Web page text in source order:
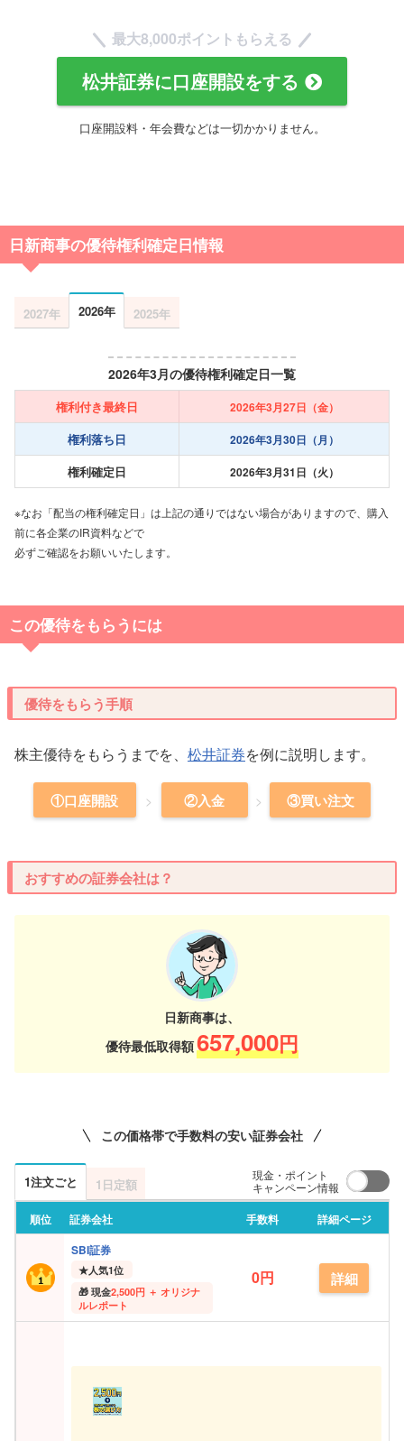
最大8,000ポイントもらえる
松井証券に口座開設をする
口座開設料・年会費などは一切かかりません。
日新商事の優待権利確定日情報
2027年 2026年 2025年
2026年3月の優待権利確定日一覧
権利付き最終日 2026年3月27日（金）
権利落ち日 2026年3月30日（月）
権利確定日 2026年3月31日（火）
※なお「配当の権利確定日」は上記の通りではない場合がありますので、購入
前に各企業のIR資料などで
必ずご確認をお願いいたします。
この優待をもらうには
優待をもらう手順
株主優待をもらうまでを、 松井証券を例に説明します。
①口座開設 ②入金 ③買い注文
おすすめの証券会社は？
日新商事は、
優待最低取得額657,000円
この価格帯で手数料の安い証券会社
1注文ごと 1日定額
現金・ポイント
キャンペーン情報
順位 証券会社 手数料
詳細ページ
SBI証券
★人気1位
現金2,500円 ＋ オリジナ
ルレポート
0円 詳細